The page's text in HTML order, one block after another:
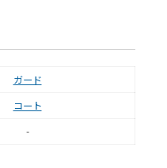
ガード
コート
-